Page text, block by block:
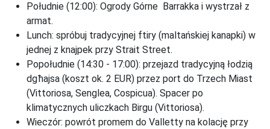
Południe (12:00): Ogrody Górne Barrakka i wystrzał z
armat.
Lunch: spróbuj tradycyjnej ftiry (maltańskiej kanapki) w
jednej z knajpek przy Strait Street.
Popołudnie (14:30 - 17:00): przejazd tradycyjną łodzią
dgħajsa (koszt ok. 2 EUR) przez port do Trzech Miast
(Vittoriosa, Senglea, Cospicua). Spacer po
klimatycznych uliczkach Birgu (Vittoriosa).
Wieczór: powrót promem do Valletty na kolację przy